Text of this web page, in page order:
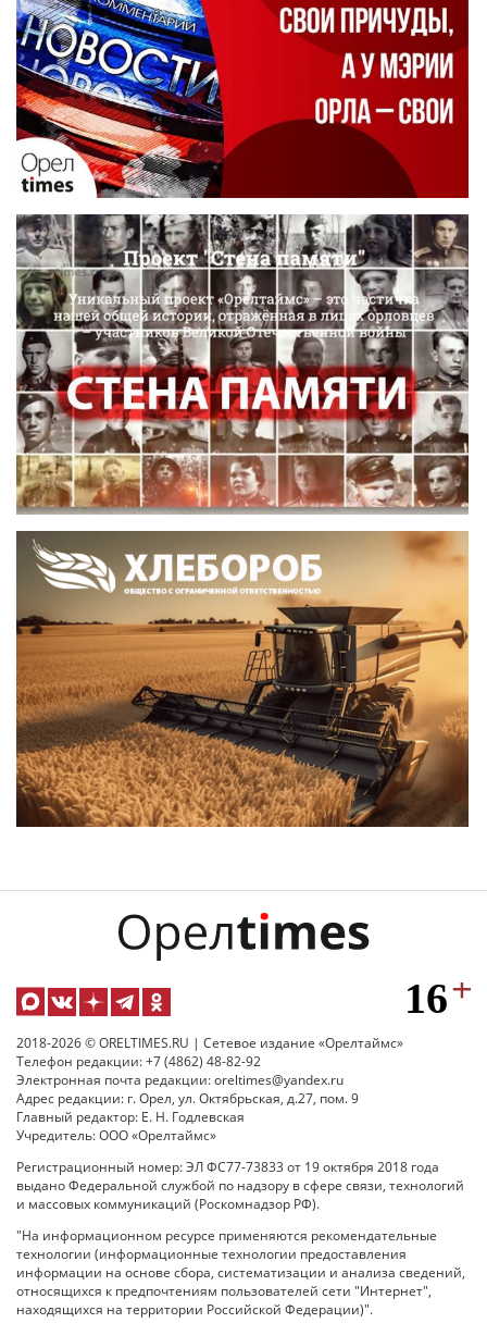
2018-2026 © ORELTIMES.RU | Сетевое издание «Орелтаймс»
Телефон редакции: +7 (4862) 48-82-92
Электронная почта редакции: oreltimes@yandex.ru
Адрес редакции: г. Орел, ул. Октябрьская, д.27, пом. 9
Главный редактор: Е. Н. Годлевская
Учредитель: ООО «Орелтаймс»
Регистрационный номер: ЭЛ ФС77-73833 от 19 октября 2018 года
выдано Федеральной службой по надзору в сфере связи, технологий
и массовых коммуникаций (Роскомнадзор РФ).
"На информационном ресурсе применяются рекомендательные
технологии (информационные технологии предоставления
информации на основе сбора, систематизации и анализа сведений,
относящихся к предпочтениям пользователей сети "Интернет",
находящихся на территории Российской Федерации)".